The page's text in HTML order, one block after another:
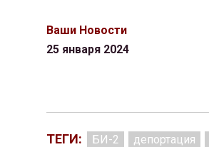
Ваши Новости
25 января 2024
ТЕГИ: БИ-2 депортация